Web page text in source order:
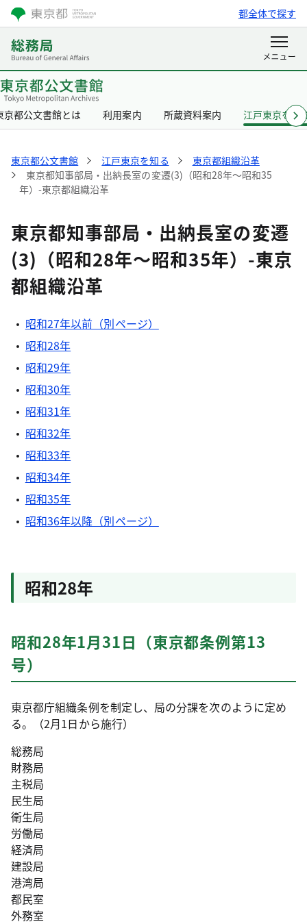
都全体で探す
京都公文書館とは 利用案内 所蔵資料案内 江戸東京を知
東京都公文書館 江戸東京を知る
東京都組織沿革
東京都知事部局・出納長室の変遷(3)（昭和28年～昭和35
年）-東京都組織沿革
東京都知事部局・出納長室の変遷
(3)（昭和28年～昭和35年）-東京
都組織沿革
昭和27年以前（別ページ）
昭和28年
昭和29年
昭和30年
昭和31年
昭和32年
昭和33年
昭和34年
昭和35年
昭和36年以降（別ページ）
昭和28年
昭和28年1月31日（東京都条例第13
号）
東京都庁組織条例を制定し、局の分課を次のように定め
る。（2月1日から施行）
総務局
財務局
主税局
民生局
衛生局
労働局
経済局
建設局
港湾局
都民室
外務室